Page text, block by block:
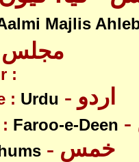
Majlis
مجلس
:
: Urdu - اردو
Faroo-e-Deen
- خمس